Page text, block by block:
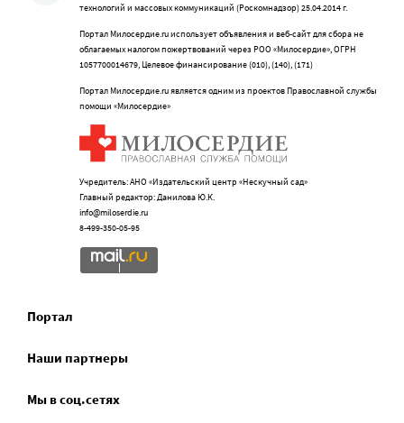
технологий и массовых коммуникаций (Роскомнадзор) 25.04.2014 г.
Портал Милосердие.ru использует объявления и веб-сайт для сбора не
облагаемых налогом пожертвований через РОО «Милосердие», ОГРН
1057700014679, Целевое финансирование (010), (140), (171)
Портал Милосердие.ru является одним из проектов Православной службы
помощи «Милосердие»
Учредитель: АНО «Издательский центр «Нескучный сад»
Главный редактор: Данилова Ю.К.
info@miloserdie.ru
8-499-350-05-95
Портал
Наши партнеры
Мы в соц.сетях